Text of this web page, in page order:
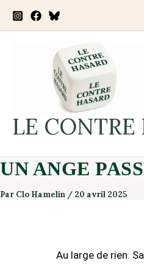
LE CONTRE
UN ANGE
Par Clo Hamelin / 20 avril 2025
Au large de rien.